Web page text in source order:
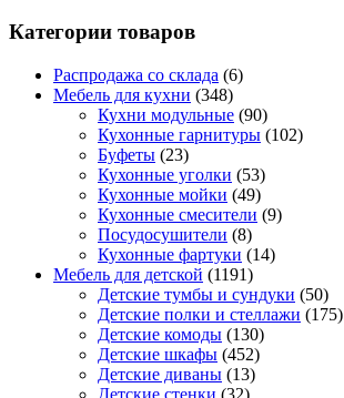
Категории товаров
Распродажа со склада (6)
Мебель для кухни (348)
Кухни модульные (90)
Кухонные гарнитуры (102)
Буфеты (23)
Кухонные уголки (53)
Кухонные мойки (49)
Кухонные смесители (9)
Посудосушители (8)
Кухонные фартуки (14)
Мебель для детской (1191)
Детские тумбы и сундуки (50)
Детские полки и стеллажи (175)
Детские комоды (130)
Детские шкафы (452)
Детские диваны (13)